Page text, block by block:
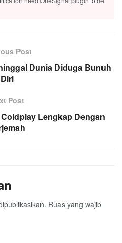
Post
Dunia Diduga Bunuh
Diri
Post
Lengkap Dengan
Ruas yang wajib